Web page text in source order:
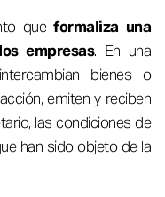
queformaliza una
empresas. En una
bienes o
emiten y reciben
las condiciones de
han sido objeto de la